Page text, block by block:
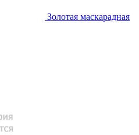
Золотая маскарадная